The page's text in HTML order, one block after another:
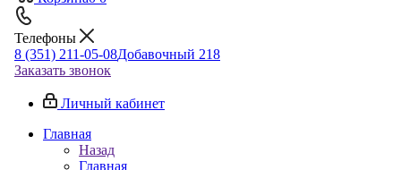
Телефоны
8 (351) 211-05-08Добавочный 218
Заказать звонок
Личный кабинет
Главная
Назад
Главная